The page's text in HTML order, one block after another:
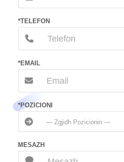
*TELEFON
*EMAIL
*POZICIONI
— Zgjidh Pozicionin —
MESAZH